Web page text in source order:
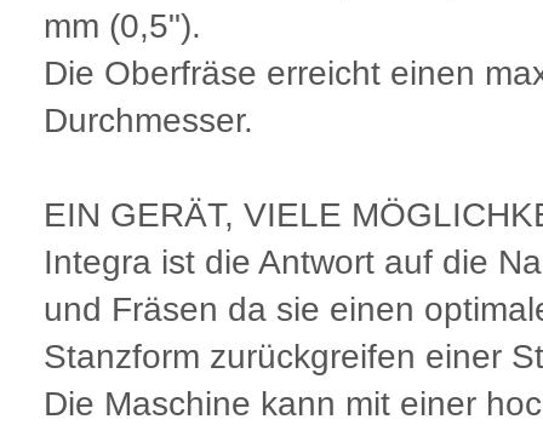
mm (0,5").
Die Oberfräse erreicht einen
Durchmesser.
EIN GERÄT, VIELE
Integra ist die Antwort auf die
und Fräsen da sie einen
Stanzform zurückgreifen einer
Die Maschine kann mit einer